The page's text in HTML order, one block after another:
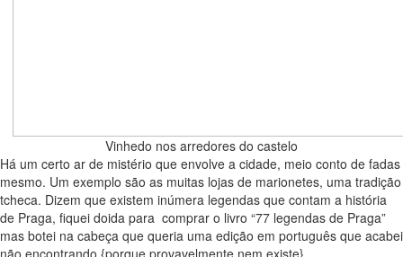
Vinhedo nos arredores do castelo
Há um certo ar de mistério que envolve a cidade, meio conto de fadas
mesmo. Um exemplo são as muitas lojas de marionetes, uma tradição
tcheca. Dizem que existem inúmera legendas que contam a história
de Praga, fiquei doida para comprar o livro “77 legendas de Praga”
mas botei na cabeça que queria uma edição em português que acabei
não encontrando {porque provavelmente nem existe}…